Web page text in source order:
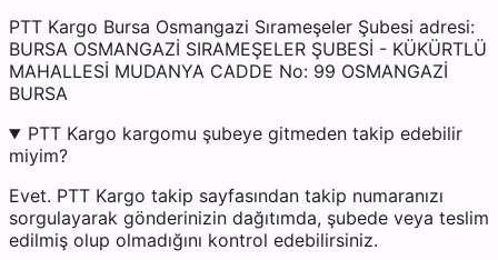
PTT Kargo Bursa Osmangazi Sırameşeler Şubesi adresi:
BURSA OSMANGAZİ SIRAMEŞELER ŞUBESİ - KÜKÜRTLÜ
MAHALLESİ MUDANYA CADDE No: 99 OSMANGAZİ
BURSA
PTT Kargo kargomu şubeye gitmeden takip edebilir
miyim?
Evet. PTT Kargo takip sayfasından takip numaranızı
sorgulayarak gönderinizin dağıtımda, şubede veya teslim
edilmiş olup olmadığını kontrol edebilirsiniz.